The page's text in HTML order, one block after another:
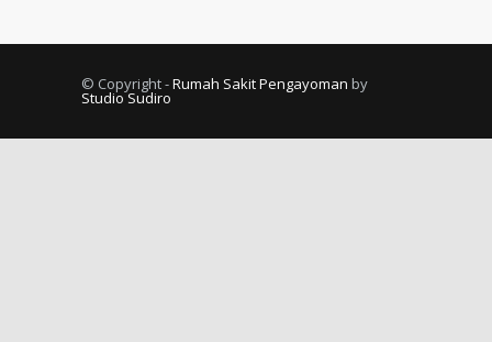
© Copyright -Rumah Sakit Pengayoman by
Studio Sudiro